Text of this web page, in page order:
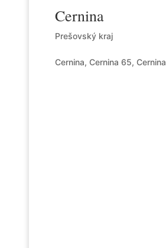
Cernina
Prešovský kraj
Cernina, Cernina 65, Cernina